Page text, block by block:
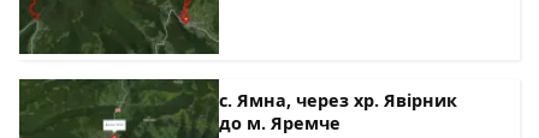
с. Ямна, через хр. Явірник
до м. Яремче